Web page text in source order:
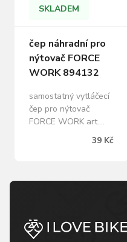
SKLADEM
čep náhradní pro
nýtovač FORCE
WORK 894132
samostatný vytláčecí
čep pro nýtovač
FORCE WORK art.
894132 materiál:
39 Kč